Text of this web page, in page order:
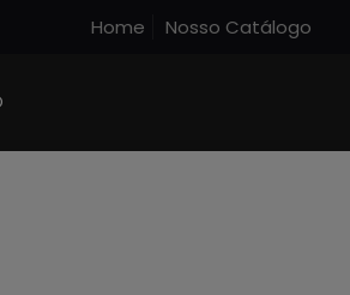
Home Nosso Catálogo